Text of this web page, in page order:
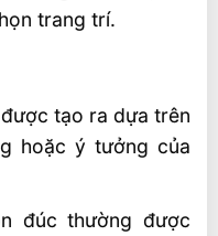
trang trí.
tạo ra dựa trên
hoặc ý tưởng của
đúc thường được